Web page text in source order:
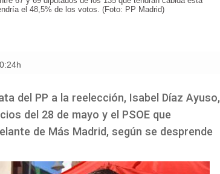
el 48,5% de los votos. (Foto: PP Madrid)
del PP a la reelección, Isabel Díaz Ayuso,
del 28 de mayo y el PSOE que
de Más Madrid, según se desprende